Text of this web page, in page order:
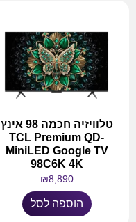
טלוויזיה חכמה 98 אינץ
TCL Premium QD-
MiniLED Google TV
98C6K 4K
₪8,890
הוספה לסל